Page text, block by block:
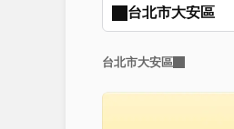
台北市大安區
台北市大安區